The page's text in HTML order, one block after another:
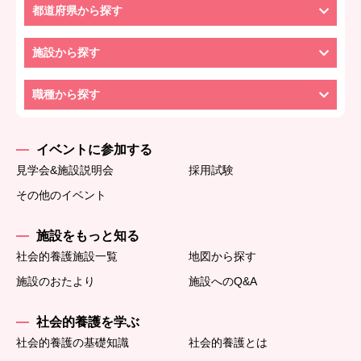
都道府県から探す
施設から探す
職種から探す
イベントに参加する
見学会&施設説明会
採用試験
その他のイベント
施設をもっと知る
社会的養護施設一覧
地図から探す
施設のおたより
施設へのQ&A
社会的養護を学ぶ
社会的養護の基礎知識 社会的養護とは